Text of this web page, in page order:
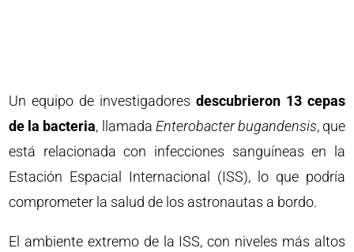
Un equipo de investigadores descubrieron 13 cepas
de la bacteria, llamada Enterobacter bugandensis, que
está relacionada con infecciones sanguíneas en la
Estación Espacial Internacional (ISS), lo que podría
comprometer la salud de los astronautas a bordo.
El ambiente extremo de la ISS, con niveles más altos